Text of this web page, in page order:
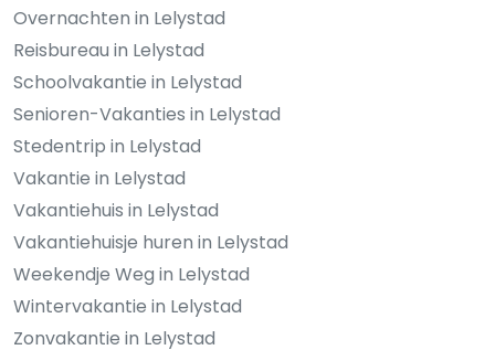
Overnachten in Lelystad
Reisbureau in Lelystad
Schoolvakantie in Lelystad
Senioren-Vakanties in Lelystad
Stedentrip in Lelystad
Vakantie in Lelystad
Vakantiehuis in Lelystad
Vakantiehuisje huren in Lelystad
Weekendje Weg in Lelystad
Wintervakantie in Lelystad
Zonvakantie in Lelystad